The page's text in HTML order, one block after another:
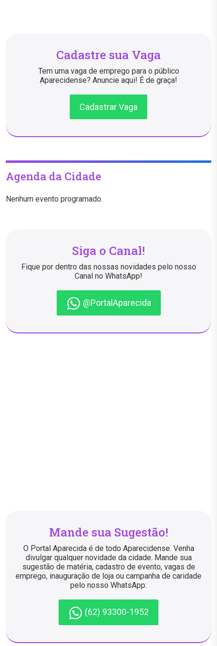
Cadastre sua Vaga
Tem uma vaga de emprego para o público
Aparecidense? Anuncie aqui! É de graça!
Cadastrar Vaga
Agenda da Cidade
Nenhum evento programado.
Siga o Canal!
Fique por dentro das nossas novidades pelo nosso
Canal no WhatsApp!
@PortalAparecida
Mande sua Sugestão!
O Portal Aparecida é de todo Aparecidense. Venha
divulgar qualquer novidade da cidade. Mande sua
sugestão de matéria, cadastro de evento, vagas de
emprego, inauguração de loja ou campanha de caridade
pelo nosso WhatsApp:
(62) 93300-1952